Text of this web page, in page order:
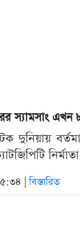
স্যামসাং
দুনিয়ায়
|বিস্তারিত